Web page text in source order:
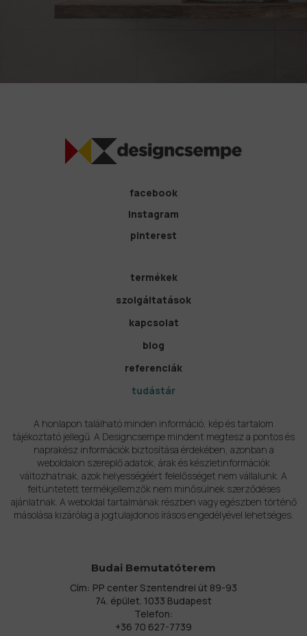
facebook
instagram
pinterest
termékek
szolgáltatások
kapcsolat
blog
referenciák
tudástár
A honlapon található minden információ, kép és tartalom
tájékoztató jellegű. A Designcsempe mindent megtesz a pontos és
naprakész információk biztosítása érdekében, azonban a
weboldalon szereplő adatok, árak és készletinformációk
változhatnak, azok helyességéért felelősséget nem vállalunk. A
feltüntetett termékjellemzők nem minősülnek szerződéses
ajánlatnak. A weboldal tartalmának részben vagy egészben történő
másolása kizárólag a jogtulajdonos írásos engedélyével lehetséges.
Budai Bemutatóterem
Cím: PP center Szentendrei út 89-93
74. épület. 1033 Budapest
Telefon:
+36 70 627-7739